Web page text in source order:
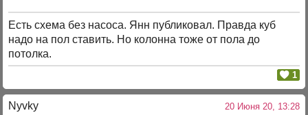
Есть схема без насоса. Янн публиковал. Правда куб
надо на пол ставить. Но колонна тоже от пола до
потолка.
1
Nyvky 20 Июня 20, 13:28